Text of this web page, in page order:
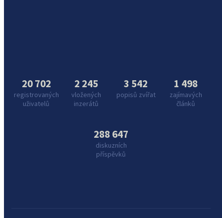
20 702
registrovaných
uživatelů
2 245
vložených
inzerátů
3 542
popisů zvířat
1 498
zajímavých
článků
288 647
diskuzních
příspěvků